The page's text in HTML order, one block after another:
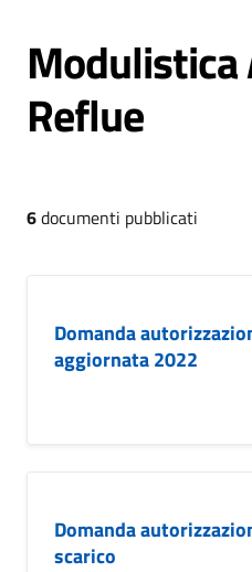
Modulistica
Reflue
6documenti pubblicati
Domanda
aggiornata 2022
Domanda
scarico